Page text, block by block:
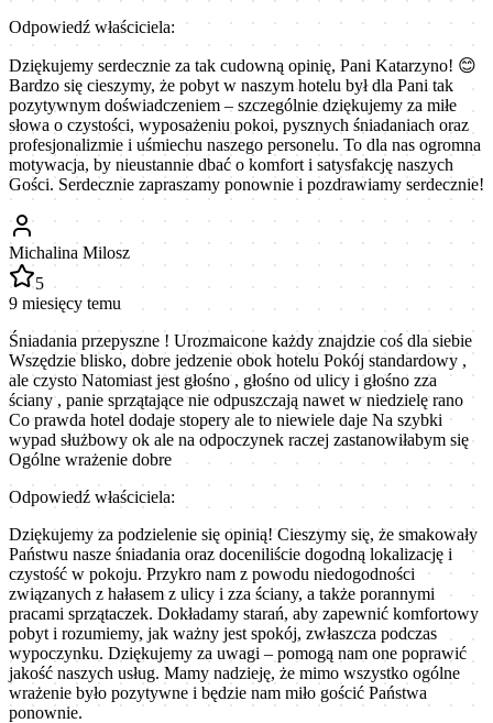
Odpowiedź właściciela:
Dziękujemy serdecznie za tak cudowną opinię, Pani Katarzyno! 😊
Bardzo się cieszymy, że pobyt w naszym hotelu był dla Pani tak
pozytywnym doświadczeniem – szczególnie dziękujemy za miłe
słowa o czystości, wyposażeniu pokoi, pysznych śniadaniach oraz
profesjonalizmie i uśmiechu naszego personelu. To dla nas ogromna
motywacja, by nieustannie dbać o komfort i satysfakcję naszych
Gości. Serdecznie zapraszamy ponownie i pozdrawiamy serdecznie!
Michalina Milosz
5
9 miesięcy temu
Śniadania przepyszne ! Urozmaicone każdy znajdzie coś dla siebie
Wszędzie blisko, dobre jedzenie obok hotelu Pokój standardowy ,
ale czysto Natomiast jest głośno , głośno od ulicy i głośno zza
ściany , panie sprzątające nie odpuszczają nawet w niedzielę rano
Co prawda hotel dodaje stopery ale to niewiele daje Na szybki
wypad służbowy ok ale na odpoczynek raczej zastanowiłabym się
Ogólne wrażenie dobre
Odpowiedź właściciela:
Dziękujemy za podzielenie się opinią! Cieszymy się, że smakowały
Państwu nasze śniadania oraz doceniliście dogodną lokalizację i
czystość w pokoju. Przykro nam z powodu niedogodności
związanych z hałasem z ulicy i zza ściany, a także porannymi
pracami sprzątaczek. Dokładamy starań, aby zapewnić komfortowy
pobyt i rozumiemy, jak ważny jest spokój, zwłaszcza podczas
wypoczynku. Dziękujemy za uwagi – pomogą nam one poprawić
jakość naszych usług. Mamy nadzieję, że mimo wszystko ogólne
wrażenie było pozytywne i będzie nam miło gościć Państwa
ponownie.